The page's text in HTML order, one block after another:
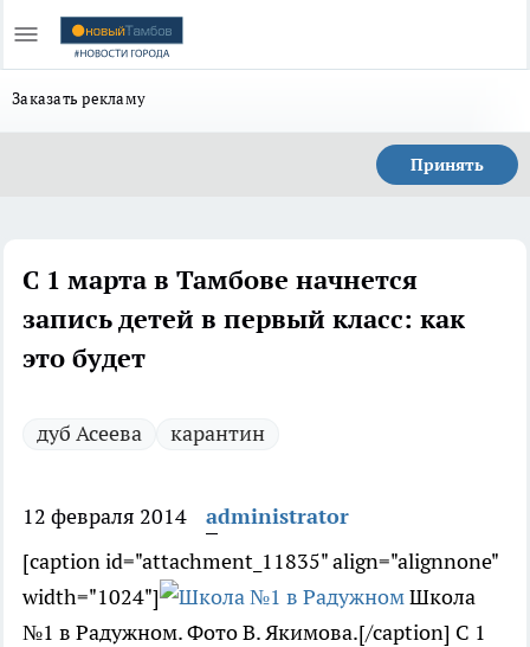
Заказать рекламу
Принять
С 1 марта в Тамбове начнется
запись детей в первый класс: как
это будет
дуб Асеева карантин
12 февраля 2014
administrator
[caption id="attachment_11835" align="alignnone"
width="1024"]
Школа
№1 в Радужном. Фото В. Якимова.[/caption] С 1